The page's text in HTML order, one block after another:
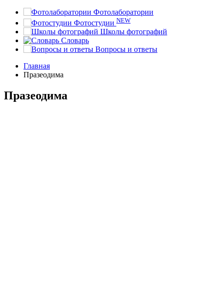
Фотолаборатории
Фотостудии NEW
Школы фотографий
Словарь
Вопросы и ответы
Главная
Празеодима
Празеодима